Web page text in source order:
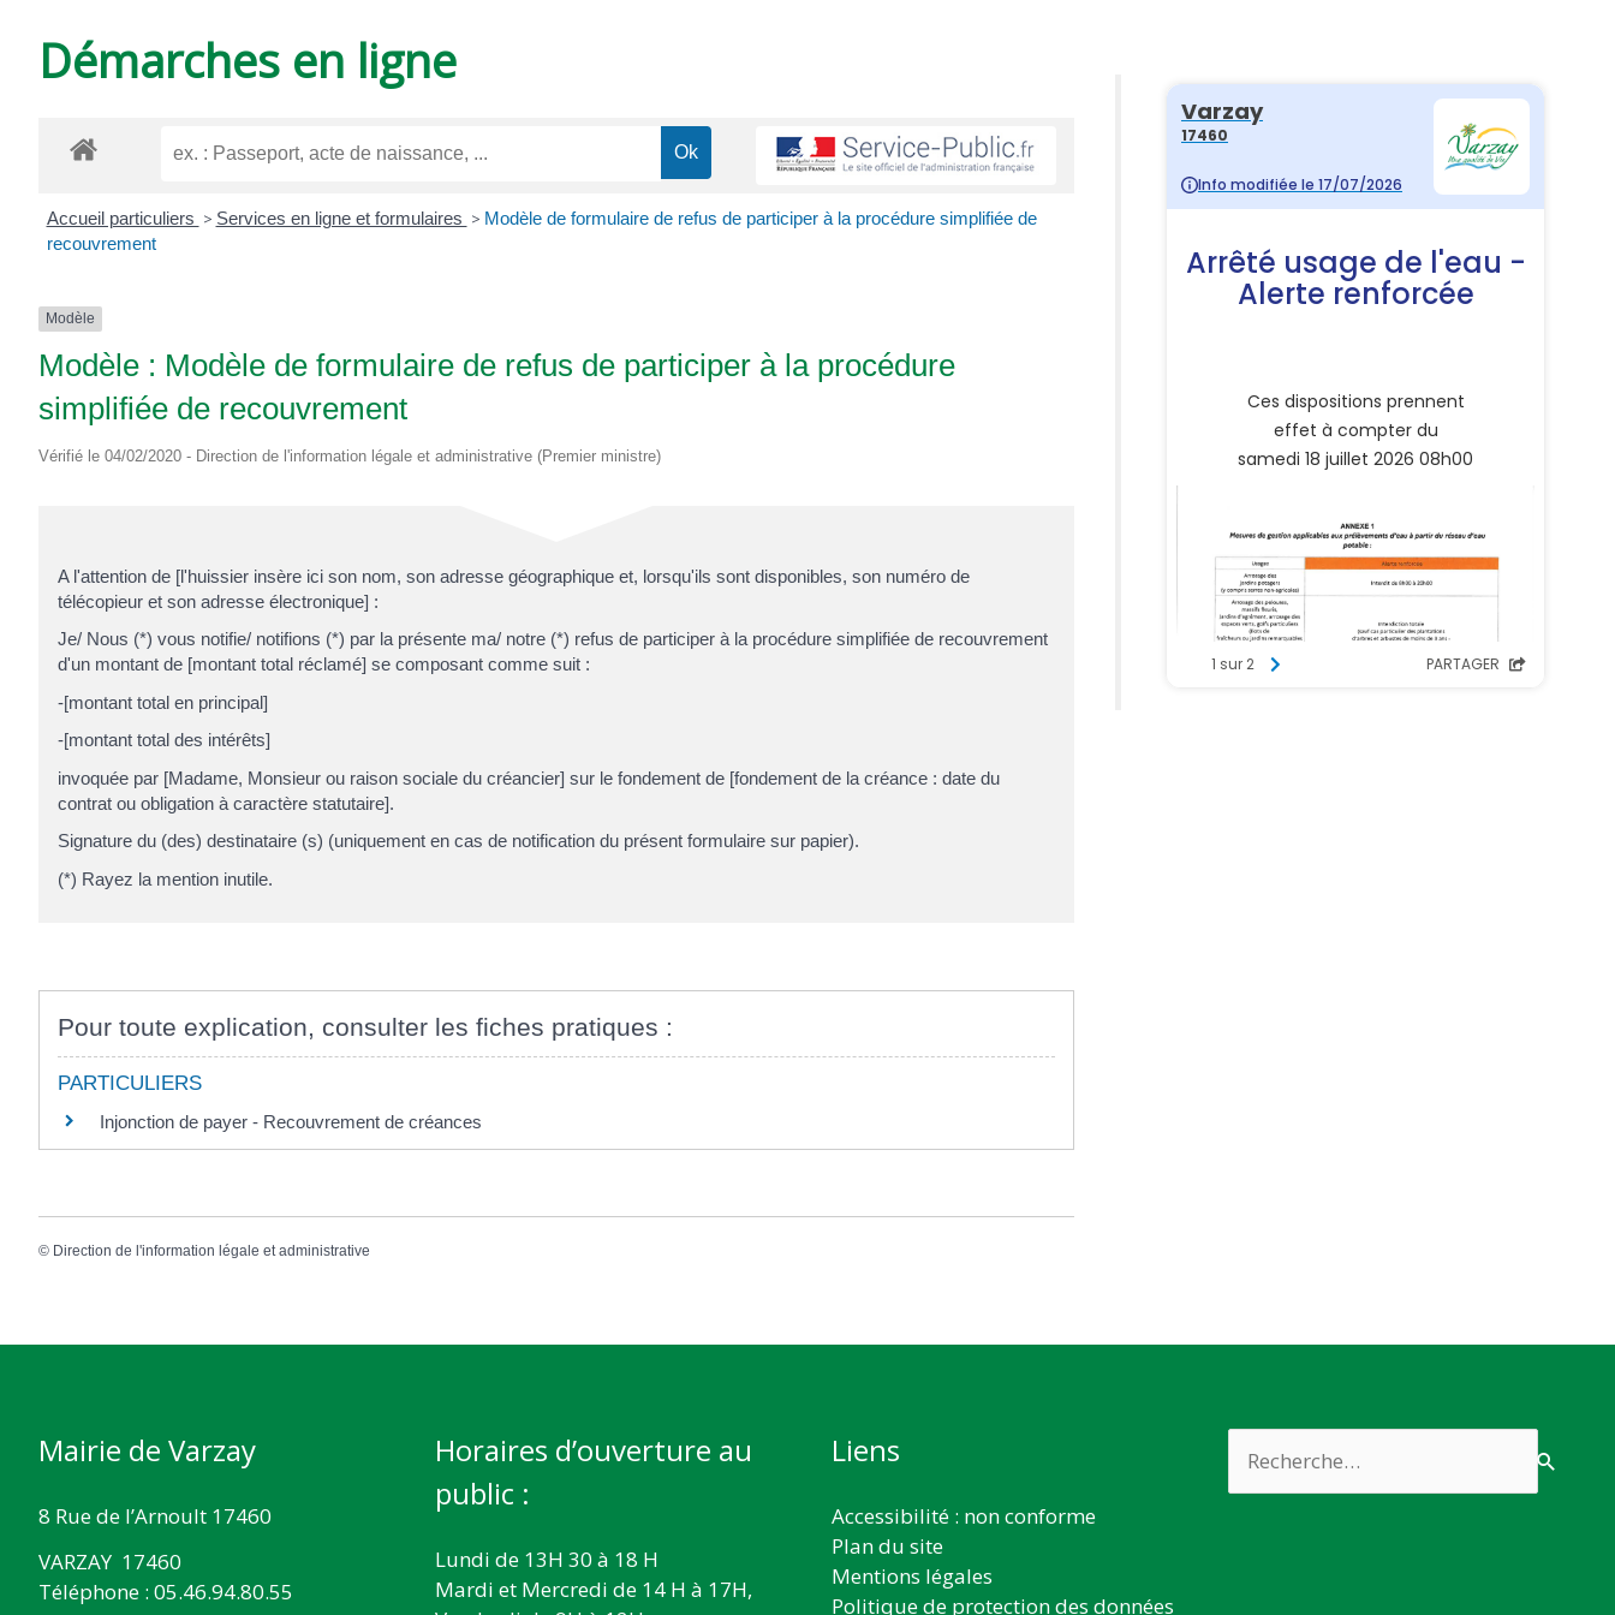
VARZAY
Démarches en ligne
Accueil particuliers > Services en ligne et formulaires > Modèle de formulaire de refus de participer à la procédure simplifiée de
recouvrement
Modèle
Modèle : Modèle de formulaire de refus de participer à la procédure
simplifiée de recouvrement
Vérifié le 04/02/2020 - Direction de l'information légale et administrative (Premier ministre)
A l'attention de [l'huissier insère ici son nom, son adresse géographique et, lorsqu'ils sont disponibles, son numéro de
télécopieur et son adresse électronique] :
Je/ Nous (*) vous notifie/ notifions (*) par la présente ma/ notre (*) refus de participer à la procédure simplifiée de recouvrement
d'un montant de [montant total réclamé] se composant comme suit :
-[montant total en principal]
-[montant total des intérêts]
invoquée par [Madame, Monsieur ou raison sociale du créancier] sur le fondement de [fondement de la créance : date du
contrat ou obligation à caractère statutaire].
Signature du (des) destinataire (s) (uniquement en cas de notification du présent formulaire sur papier).
(*) Rayez la mention inutile.
Pour toute explication, consulter les fiches pratiques :
PARTICULIERS
Injonction de payer - Recouvrement de créances
© Direction de l'information légale et administrative
Mairie de Varzay
8 Rue de l’Arnoult 17460
VARZAY 17460
Téléphone : 05.46.94.80.55
Horaires d’ouverture au
public :
Lundi de 13H 30 à 18 H
Mardi et Mercredi de 14 H à 17H,
Liens
Accessibilité : non conforme
Plan du site
Mentions légales
Politique de protection des données